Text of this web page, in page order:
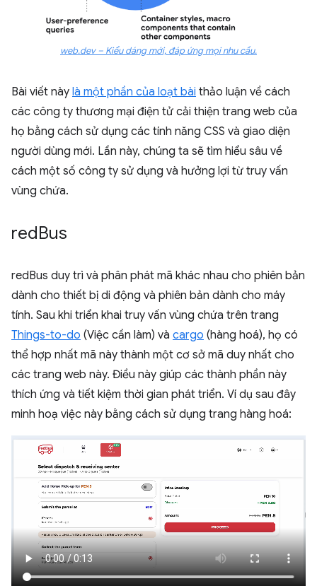
web.dev – Kiểu dáng mới, đáp ứng mọi nhu cầu.
Bài viết này là một phần của loạt bài thảo luận về cách
các công ty thương mại điện tử cải thiện trang web của
họ bằng cách sử dụng các tính năng CSS và giao diện
người dùng mới. Lần này, chúng ta sẽ tìm hiểu sâu về
cách một số công ty sử dụng và hưởng lợi từ truy vấn
vùng chứa.
redBus
redBus duy trì và phân phát mã khác nhau cho phiên bản
dành cho thiết bị di động và phiên bản dành cho máy
tính. Sau khi triển khai truy vấn vùng chứa trên trang
Things-to-do (Việc cần làm) và cargo (hàng hoá), họ có
thể hợp nhất mã này thành một cơ sở mã duy nhất cho
các trang web này. Điều này giúp các thành phần này
thích ứng và tiết kiệm thời gian phát triển. Ví dụ sau đây
minh hoạ việc này bằng cách sử dụng trang hàng hoá: